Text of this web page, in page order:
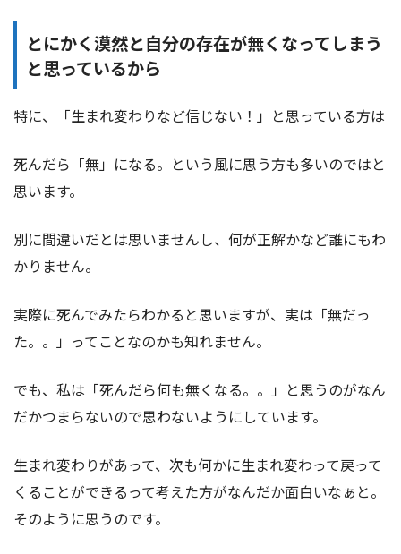
とにかく漠然と自分の存在が無くなってしまう
と思っているから
特に、「生まれ変わりなど信じない！」と思っている方は
死んだら「無」になる。という風に思う方も多いのではと
思います。
別に間違いだとは思いませんし、何が正解かなど誰にもわ
かりません。
実際に死んでみたらわかると思いますが、実は「無だっ
た。。」ってことなのかも知れません。
でも、私は「死んだら何も無くなる。。」と思うのがなん
だかつまらないので思わないようにしています。
生まれ変わりがあって、次も何かに生まれ変わって戻って
くることができるって考えた方がなんだか面白いなぁと。
そのように思うのです。